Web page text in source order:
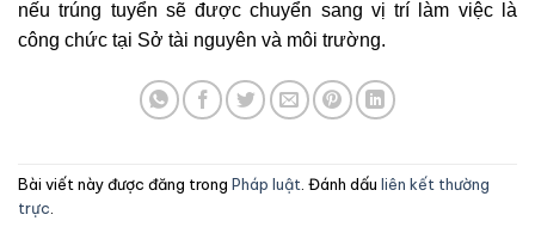
nếu trúng tuyển sẽ được chuyển sang vị trí làm việc là
công chức tại Sở tài nguyên và môi trường.
Bài viết này được đăng trong Pháp luật . Đánh dấu liên kết thường
trực